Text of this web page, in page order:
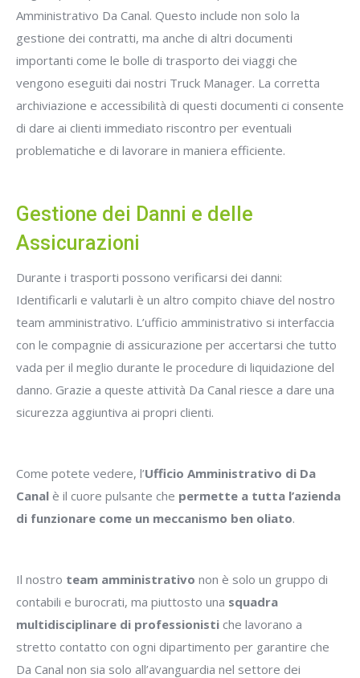
Amministrativo Da Canal. Questo include non solo la
gestione dei contratti, ma anche di altri documenti
importanti come le bolle di trasporto dei viaggi che
vengono eseguiti dai nostri Truck Manager. La corretta
archiviazione e accessibilità di questi documenti ci consente
di dare ai clienti immediato riscontro per eventuali
problematiche e di lavorare in maniera efficiente.
Gestione dei Danni e delle
Assicurazioni
Durante i trasporti possono verificarsi dei danni:
Identificarli e valutarli è un altro compito chiave del nostro
team amministrativo. L’ufficio amministrativo si interfaccia
con le compagnie di assicurazione per accertarsi che tutto
vada per il meglio durante le procedure di liquidazione del
danno. Grazie a queste attività Da Canal riesce a dare una
sicurezza aggiuntiva ai propri clienti.
Come potete vedere, l’Ufficio Amministrativo di Da
Canal è il cuore pulsante che permette a tutta l’azienda
di funzionare come un meccanismo ben oliato.
Il nostro team amministrativo non è solo un gruppo di
contabili e burocrati, ma piuttosto una squadra
multidisciplinare di professionisti che lavorano a
stretto contatto con ogni dipartimento per garantire che
Da Canal non sia solo all’avanguardia nel settore dei